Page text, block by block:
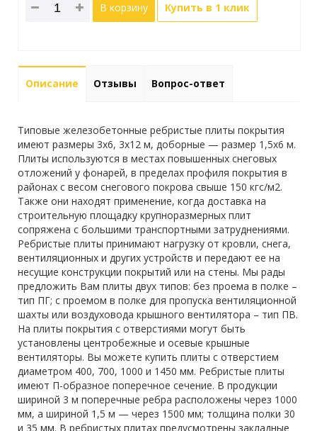
В корзину Купить в 1 клик
Описание Отзывы Вопрос-ответ
Типовые железобетонные ребристые плиты покрытия
имеют размеры 3х6, 3х12 м, доборные — размер 1,5х6 м.
Плиты используются в местах повышенных снеговых
отложений у фонарей, в пределах профиля покрытия в
районах с весом снегового покрова свыше 150 кгс/м2.
Также они находят применение, когда доставка на
строительную площадку крупноразмерных плит
сопряжена с большими транспортными затруднениями.
Ребристые плиты принимают нагрузку от кровли, снега,
вентиляционных и других устройств и передают ее на
несущие конструкции покрытий или на стены. Мы рады
предложить Вам плиты двух типов: без проема в полке –
тип ПГ; с проемом в полке для пропуска вентиляционной
шахты или воздуховода крышного вентилятора – тип ПВ.
На плиты покрытия с отверстиями могут быть
установлены центробежные и осевые крышные
вентиляторы. Вы можете купить плиты с отверстием
диаметром 400, 700, 1000 и 1450 мм. Ребристые плиты
имеют П-образное поперечное сечение. В продукции
шириной 3 м поперечные ребра расположены через 1000
мм, а шириной 1,5 м — через 1500 мм; толщина полки 30
и 35 мм. В ребристых плитах предусмотрены закладные